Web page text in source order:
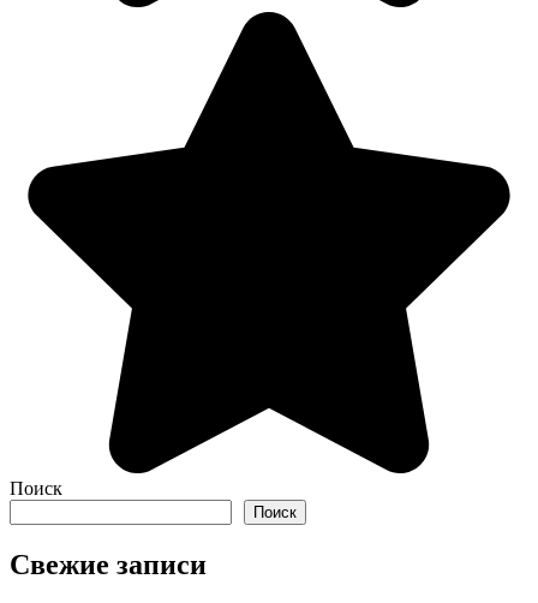
Поиск
Поиск
Свежие записи